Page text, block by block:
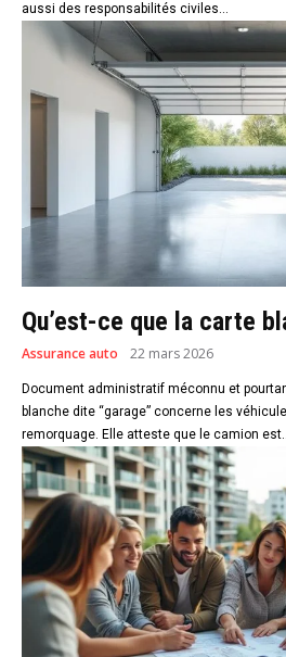
aussi des responsabilités civiles...
Qu’est-ce que la carte
Assurance auto 22 mars 2026
Document administratif méconnu et
blanche dite “garage” concerne les
remorquage. Elle atteste que le camion